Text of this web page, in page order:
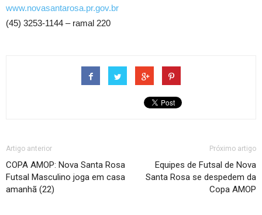
www.novasantarosa.pr.gov.br
(45) 3253-1144 – ramal 220
Artigo anterior
COPA AMOP: Nova Santa Rosa
Futsal Masculino joga em casa
amanhã (22)
Próximo artigo
Equipes de Futsal de Nova
Santa Rosa se despedem da
Copa AMOP